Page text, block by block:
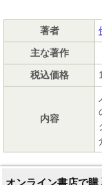
著者
主な著作
税込価格
内容
オンライン書店で購